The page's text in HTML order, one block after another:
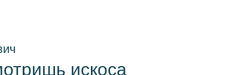
искоса